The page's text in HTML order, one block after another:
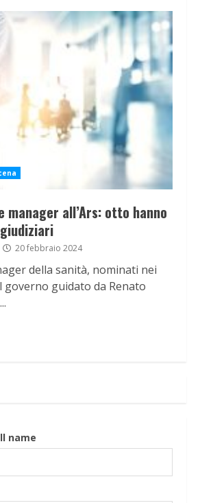
manager all’Ars: otto hanno
20 febbraio 2024
della sanità, nominati nei
governo guidato da Renato
name